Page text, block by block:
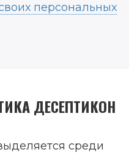
персональных
ДЕСЕПТИКОН
среди